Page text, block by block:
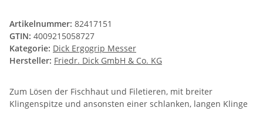
Artikelnummer: 82417151
GTIN: 4009215058727
Kategorie: Dick Ergogrip Messer
Hersteller: Friedr. Dick GmbH & Co. KG
Zum Lösen der Fischhaut und Filetieren, mit breiter
Klingenspitze und ansonsten einer schlanken, langen Klinge